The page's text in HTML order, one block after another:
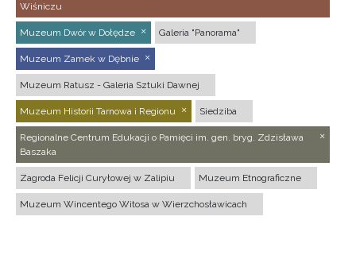
Wiśniczu
Muzeum Dwór w Dołędze Galeria "Panorama"
Muzeum Zamek w Dębnie
Muzeum Ratusz - Galeria Sztuki Dawnej
Muzeum Historii Tarnowa i Regionu Siedziba
Regionalne Centrum Edukacji o Pamięci im. gen. bryg. Zdzisława
Baszaka
Zagroda Felicji Curyłowej w Zalipiu Muzeum Etnograficzne
Muzeum Wincentego Witosa w Wierzchosławicach